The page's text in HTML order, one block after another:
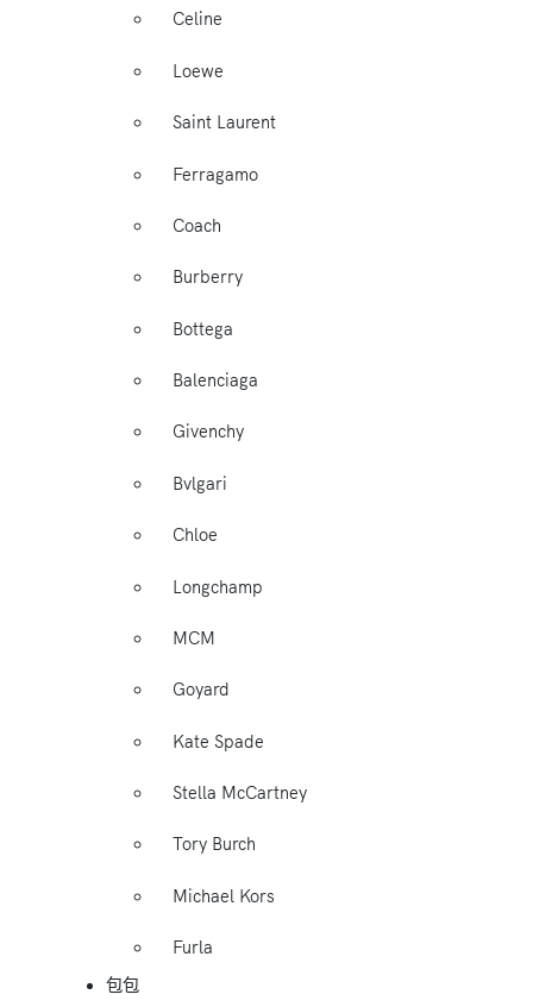
Celine
Loewe
Saint Laurent
Ferragamo
Coach
Burberry
Bottega
Balenciaga
Givenchy
Bvlgari
Chloe
Longchamp
MCM
Goyard
Kate Spade
Stella McCartney
Tory Burch
Michael Kors
Furla
包包